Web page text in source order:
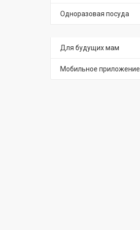
Одноразовая посуда
Для будущих мам
Мобильное приложение